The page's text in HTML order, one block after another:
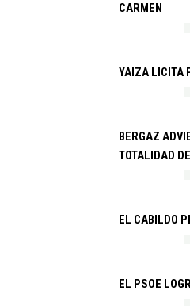
CARMEN
YAIZA LICITA
BERGAZ
TOTALIDAD
EL CABILDO
EL PSOE